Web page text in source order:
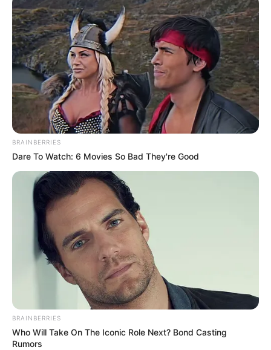
ΣΠΑΜΕ ΤΟ ΜΑΤΡΙΞ – ΤΟ ΒΙΒΛΙΟ
BRAINBERRIES
Dare To Watch: 6 Movies So Bad They're Good
BRAINBERRIES
Who Will Take On The Iconic Role Next? Bond Casting
Rumors